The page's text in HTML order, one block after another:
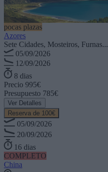
pocas plazas
Azores
Sete Cidades, Mosteiros, Furnas...
05/09/2026
12/09/2026
8 dias
Precio 995€
Presupuesto 785€
Ver Detalles
Reserva de 100€
05/09/2026
20/09/2026
16 dias
COMPLETO
China